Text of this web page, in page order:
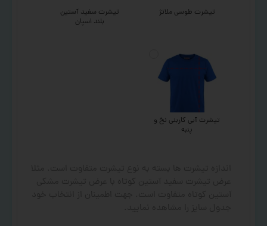
تیشرت طوسی ملانژ
تیشرت سفید آستین
بلند اسپان
تیشرت آبی کاربنی نخ و
پنبه